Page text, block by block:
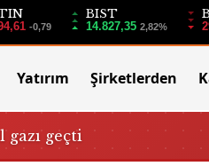
-0,79
BIST
14.827,35 2,82%
Yatırım Şirketlerden
gazı geçti